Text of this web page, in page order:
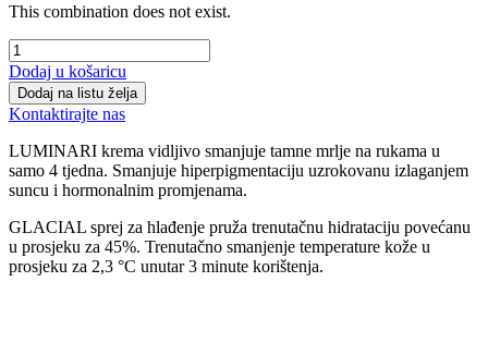
This combination does not exist.
Dodaj u košaricu
Dodaj na listu želja
Kontaktirajte nas
LUMINARI krema vidljivo smanjuje tamne mrlje na rukama u
samo 4 tjedna. Smanjuje hiperpigmentaciju uzrokovanu izlaganjem
suncu i hormonalnim promjenama.
GLACIAL sprej za hlađenje pruža trenutačnu hidrataciju povećanu
u prosjeku za 45%. Trenutačno smanjenje temperature kože u
prosjeku za 2,3 °C unutar 3 minute korištenja.